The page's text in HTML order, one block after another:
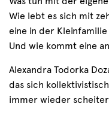
Wie lebt es sich mit
eine in der
Und wie kommt eine
Alexandra Todorka
das sich
immer wieder